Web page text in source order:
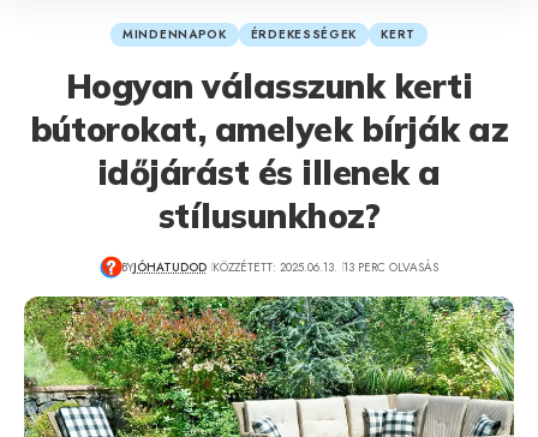
MINDENNAPOK ÉRDEKESSÉGEK KERT
Hogyan válasszunk kerti
bútorokat, amelyek bírják az
időjárást és illenek a
stílusunkhoz?
BYJÓHATUDOD KÖZZÉTETT: 2025.06.13. 13 PERC OLVASÁS